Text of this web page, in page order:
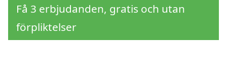
Få 3 erbjudanden, gratis och utan
förpliktelser